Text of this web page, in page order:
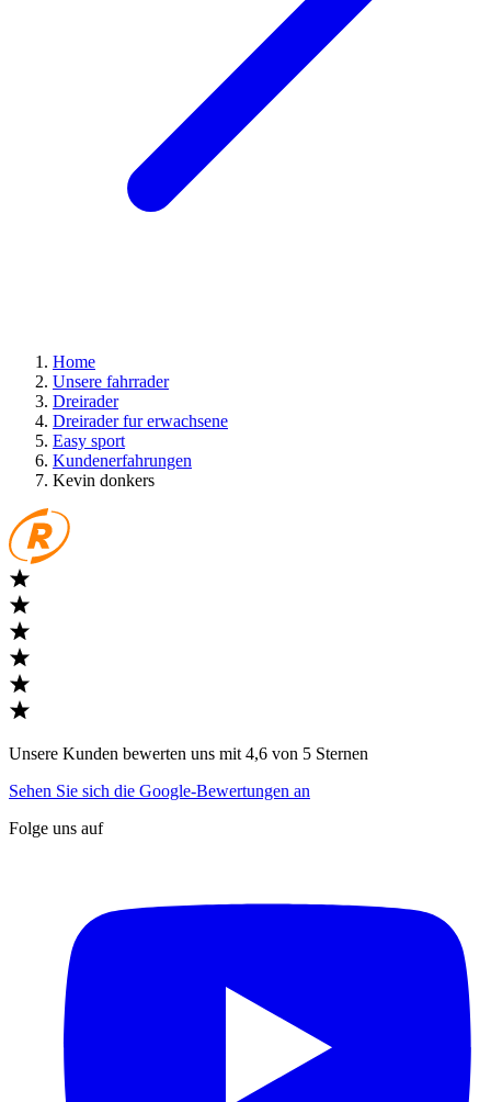
Home
Unsere fahrrader
Dreirader
Dreirader fur erwachsene
Easy sport
Kundenerfahrungen
Kevin donkers
Unsere Kunden bewerten uns mit 4,6 von 5 Sternen
Sehen Sie sich die Google-Bewertungen an
Folge uns auf